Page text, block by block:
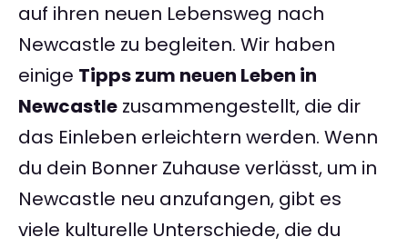
auf ihren neuen Lebensweg nach
Newcastle zu begleiten. Wir haben
einige Tipps zum neuen Leben in
Newcastle zusammengestellt, die dir
das Einleben erleichtern werden. Wenn
du dein Bonner Zuhause verlässt, um in
Newcastle neu anzufangen, gibt es
viele kulturelle Unterschiede, die du